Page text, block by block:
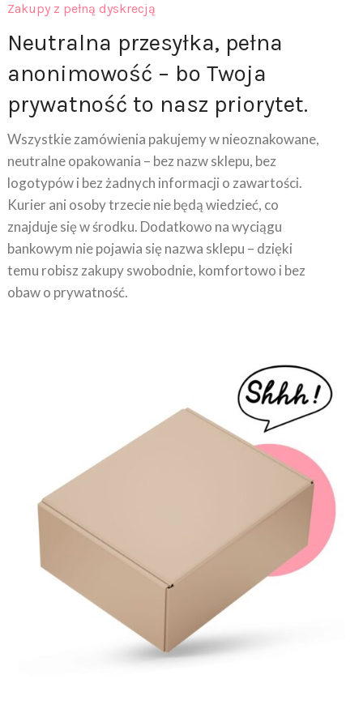
Neutralna przesyłka, pełna
anonimowość – bo Twoja
prywatność to nasz priorytet.
Wszystkie zamówienia pakujemy w nieoznakowane,
neutralne opakowania – bez nazw sklepu, bez
logotypów i bez żadnych informacji o zawartości.
Kurier ani osoby trzecie nie będą wiedzieć, co
znajduje się w środku. Dodatkowo na wyciągu
bankowym nie pojawia się nazwa sklepu – dzięki
temu robisz zakupy swobodnie, komfortowo i bez
obaw o prywatność.